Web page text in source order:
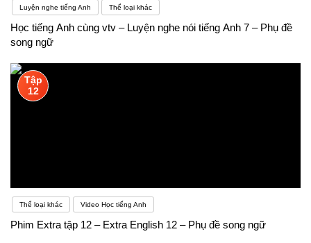
Luyện nghe tiếng Anh Thể loại khác
Học tiếng Anh cùng vtv – Luyện nghe nói tiếng Anh 7 – Phụ đề
song ngữ
Tập
12
Thể loại khác Video Học tiếng Anh
Phim Extra tập 12 – Extra English 12 – Phụ đề song ngữ